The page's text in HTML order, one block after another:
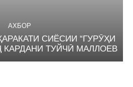
АХБОР
СИЁСИИ “ГУРӮҲИ
КАРДАНИ ТУЙЧӢ МАЛЛОЕВ